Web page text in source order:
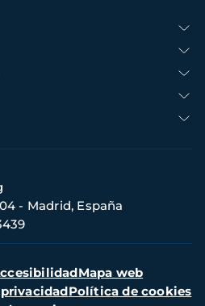
- Madrid, España
Mapa web
Política de cookies